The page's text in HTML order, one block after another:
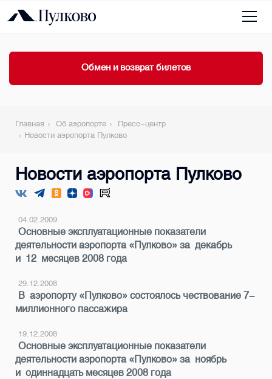
Обмен и возврат билетов
Главная Об аэропорте
Пресс-центр
Новости аэропорта Пулково
Новости аэропорта Пулково
04.02.2009
Основные эксплуатационные показатели
деятельности аэропорта «Пулково» за декабрь
и 12 месяцев 2008 года
29.12.2008
В аэропорту «Пулково» состоялось чествование 7-
миллионного пассажира
19.12.2008
Основные эксплуатационные показатели
деятельности аэропорта «Пулково» за ноябрь
и одиннадцать месяцев 2008 года